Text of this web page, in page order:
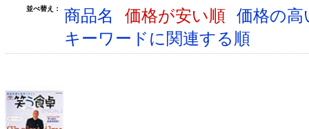
並べ替え： 商品名 価格が安い順 価格の
キーワードに関連する順